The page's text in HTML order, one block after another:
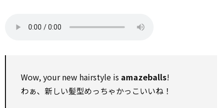
Wow, your new hairstyle is amazeballs!
わぁ、新しい髪型めっちゃかっこいいね！